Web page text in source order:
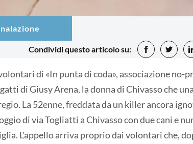
Condividi questo articolo su:
di «In punta di coda», associazione no-
di Giusy Arena, la donna di Chivasso che
La 52enne, freddata da un killer ancora
di via Togliatti a Chivasso con due cani e
L'appello arriva proprio dai volontari che,